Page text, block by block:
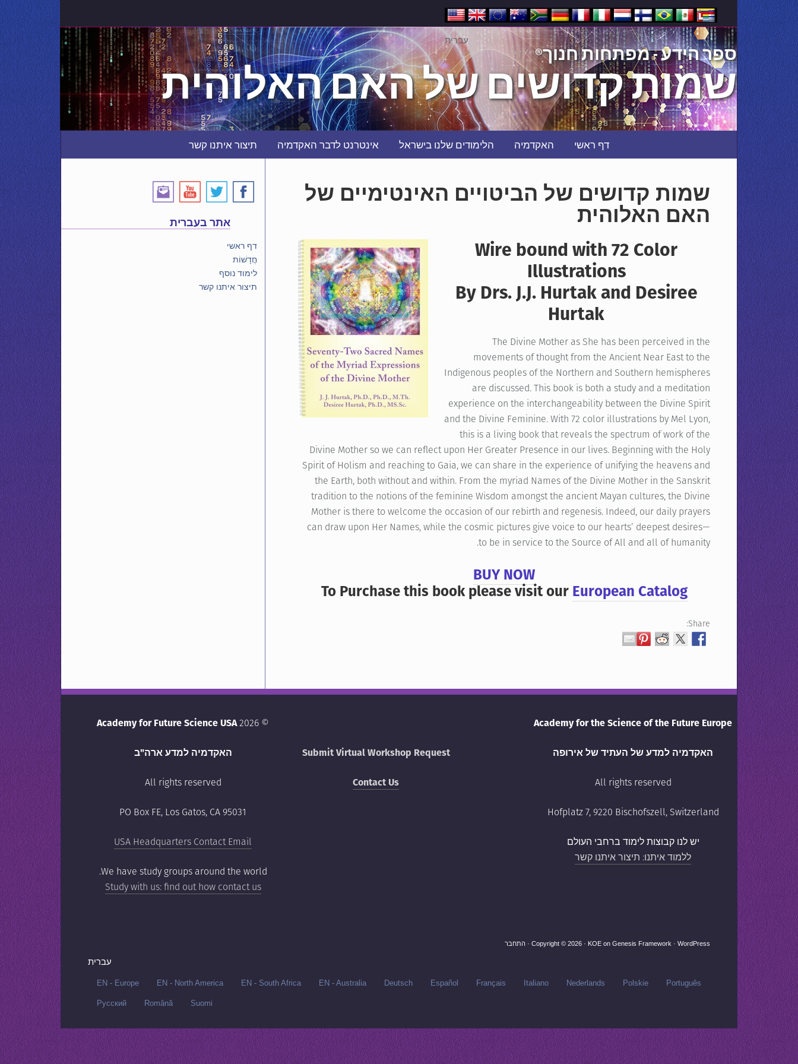
עברית
ספר הידע - מפתחות חנוך®
שמות קדושים של האם האלוהית
דף ראשי האקדמיה הלימודים שלנו בישראל אינטרנט לדבר האקדמיה תיצור איתנו קשר
שמות קדושים של הביטויים האינטימיים של
האם האלוהית
Wire bound with 72 Color
Illustrations
By Drs. J.J. Hurtak and Desiree
Hurtak
The Divine Mother as She has been perceived in the
movements of thought from the Ancient Near East to the
Indigenous peoples of the Northern and Southern hemispheres
are discussed. This book is both a study and a meditation
experience on the interchangeability between the Divine Spirit
and the Divine Feminine. With 72 color illustrations by Mel Lyon,
this is a living book that reveals the spectrum of work of the
Divine Mother so we can reflect upon Her Greater Presence in our lives. Beginning with the Holy
Spirit of Holism and reaching to Gaia, we can share in the experience of unifying the heavens and
the Earth, both without and within. From the myriad Names of the Divine Mother in the Sanskrit
tradition to the notions of the feminine Wisdom amongst the ancient Mayan cultures, the Divine
Mother is there to welcome the occasion of our rebirth and regenesis. Indeed, our daily prayers
can draw upon Her Names, while the cosmic pictures give voice to our hearts’ deepest desires—
to be in service to the Source of All and all of humanity.
BUY NOW
To Purchase this book please visit our European Catalog
Share:
אתר בעברית
דף ראשי
חֲדָשׁוֹת
לימוד נוסף
תיצור איתנו קשר
© 2026
Academy for Future Science USA
האקדמיה למדע ארה"ב
All rights reserved
PO Box FE, Los Gatos, CA 95031
USA Headquarters Contact Email
We have study groups around the world.
Study with us: find out how contact us
Submit Virtual Workshop Request
Contact Us
Academy for the Science of the Future Europe
האקדמיה למדע של העתיד של אירופה
All rights reserved
Hofplatz 7, 9220 Bischofszell, Switzerland
יש לנו קבוצות לימוד ברחבי העולם
ללמוד איתנו: תיצור איתנו קשר
Copyright © 2026 · KOE on Genesis Framework · WordPress
· התחבר
עברית
EN - Europe EN - North America EN - South Africa EN - Australia Deutsch Español Français Italiano Nederlands Polskie Português
Русский‬ Română Suomi